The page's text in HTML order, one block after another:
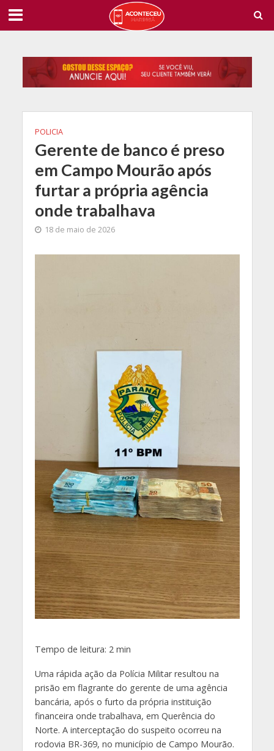
POLICIA
Gerente de banco é preso
em Campo Mourão após
furtar a própria agência
onde trabalhava
18 de maio de 2026
Tempo de leitura: 2 min
Uma rápida ação da Polícia Militar resultou na
prisão em flagrante do gerente de uma agência
bancária, após o furto da própria instituição
financeira onde trabalhava, em Querência do
Norte. A interceptação do suspeito ocorreu na
rodovia BR-369, no município de Campo Mourão.